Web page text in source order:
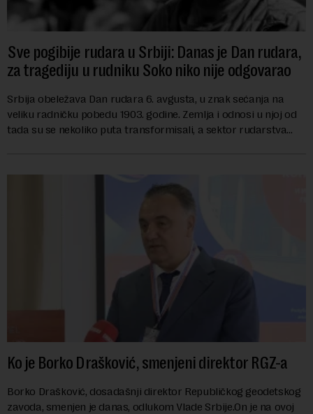
Sve pogibije rudara u Srbiji: Danas je Dan rudara,
za tragediju u rudniku Soko niko nije odgovarao
Srbija obeležava Dan rudara 6. avgusta, u znak sećanja na
veliku radničku pobedu 1903. godine. Zemlja i odnosi u njoj od
tada su se nekoliko puta transformisali, a sektor rudarstva
Ko je Borko Drašković, smenjeni direktor RGZ-a
Borko Drašković, dosadašnji direktor Republičkog geodetskog
zavoda, smenjen je danas, odlukom Vlade Srbije.On je na ovoj